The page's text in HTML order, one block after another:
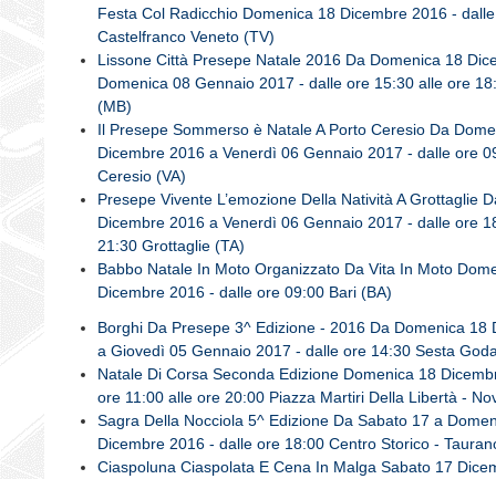
Festa Col Radicchio Domenica 18 Dicembre 2016 -
Castelfranco Veneto (TV)
Lissone Città Presepe Natale 2016 Da Domenica 18
Domenica 08 Gennaio 2017 - dalle ore 15:30 alle ore
(MB)
Il Presepe Sommerso è Natale A Porto Ceresio Da
Dicembre 2016 a Venerdì 06 Gennaio 2017 - dalle ore
Ceresio (VA)
Presepe Vivente L’emozione Della Natività A Grottaglie
Dicembre 2016 a Venerdì 06 Gennaio 2017 - dalle ore
21:30 Grottaglie (TA)
Babbo Natale In Moto Organizzato Da Vita In Moto
Dicembre 2016 - dalle ore 09:00 Bari (BA)
Borghi Da Presepe 3^ Edizione - 2016 Da Domenica 18
a Giovedì 05 Gennaio 2017 - dalle ore 14:30 Sesta
Natale Di Corsa Seconda Edizione Domenica 18
ore 11:00 alle ore 20:00 Piazza Martiri Della Libertà -
Sagra Della Nocciola 5^ Edizione Da Sabato 17 a
Dicembre 2016 - dalle ore 18:00 Centro Storico -
Ciaspoluna Ciaspolata E Cena In Malga Sabato 17